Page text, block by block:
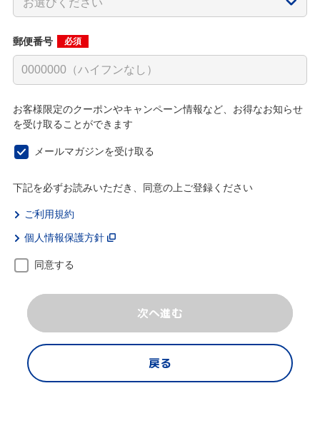
郵便番号 必須
お客様限定のクーポンやキャンペーン情報など、お得なお知らせ
を受け取ることができます
メールマガジンを受け取る
下記を必ずお読みいただき、同意の上ご登録ください
ご利用規約
個人情報保護方針
同意する
次へ進む
戻る